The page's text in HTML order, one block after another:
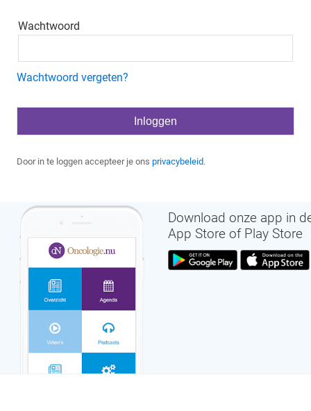
Wachtwoord
Wachtwoord vergeten?
Door in te loggen accepteer je ons privacybeleid.
Download onze app in
App Store of Play Store